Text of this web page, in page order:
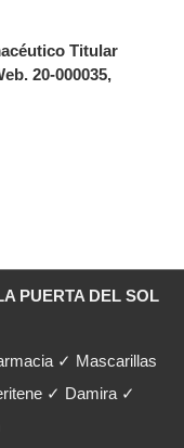
Titular
20-000035,
PUERTA DEL SOL
✓ Mascarillas
✓ Damira ✓